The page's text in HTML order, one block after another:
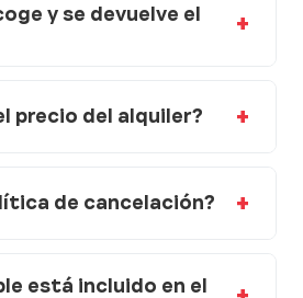
y se devuelve el
precio del alquiler?
de cancelación?
está incluido en el